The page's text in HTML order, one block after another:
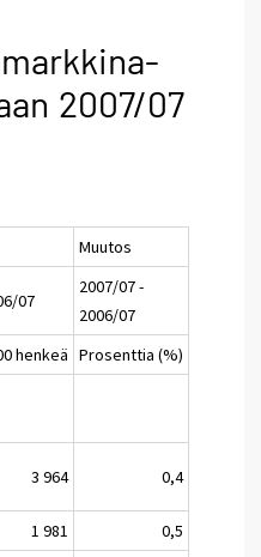
2007/07
Muutos
07
2007/07 -
2006/07
henkeä Prosenttia (%)
3 964 0,4
1 981
0,5